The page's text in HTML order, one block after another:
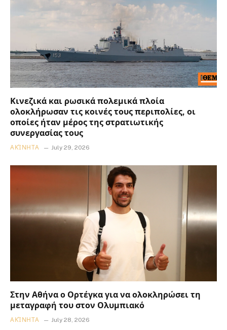
Κινεζικά και ρωσικά πολεμικά πλοία
ολοκλήρωσαν τις κοινές τους περιπολίες, οι
οποίες ήταν μέρος της στρατιωτικής
συνεργασίας τους
ΑΚΊΝΗΤΑ July 29, 2026
Στην Αθήνα ο Ορτέγκα για να ολοκληρώσει τη
μεταγραφή του στον Ολυμπιακό
ΑΚΊΝΗΤΑ July 28, 2026